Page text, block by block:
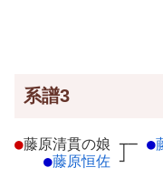
系譜3
●藤原清貫の娘 ┬
●藤原恒佐 ┘
─ ●